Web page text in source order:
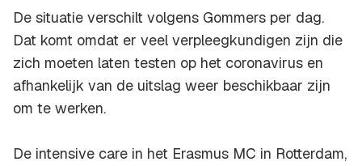
De situatie verschilt volgens Gommers per dag.
Dat komt omdat er veel verpleegkundigen zijn die
zich moeten laten testen op het coronavirus en
afhankelijk van de uitslag weer beschikbaar zijn
om te werken.
De intensive care in het Erasmus MC in Rotterdam,